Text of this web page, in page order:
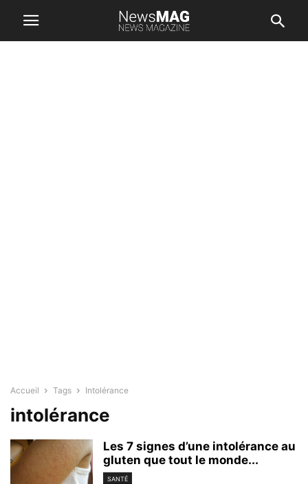
Accueil Tags Intolérance
intolérance
Les 7 signes d’une intolérance au
gluten que tout le monde...
SANTÉ